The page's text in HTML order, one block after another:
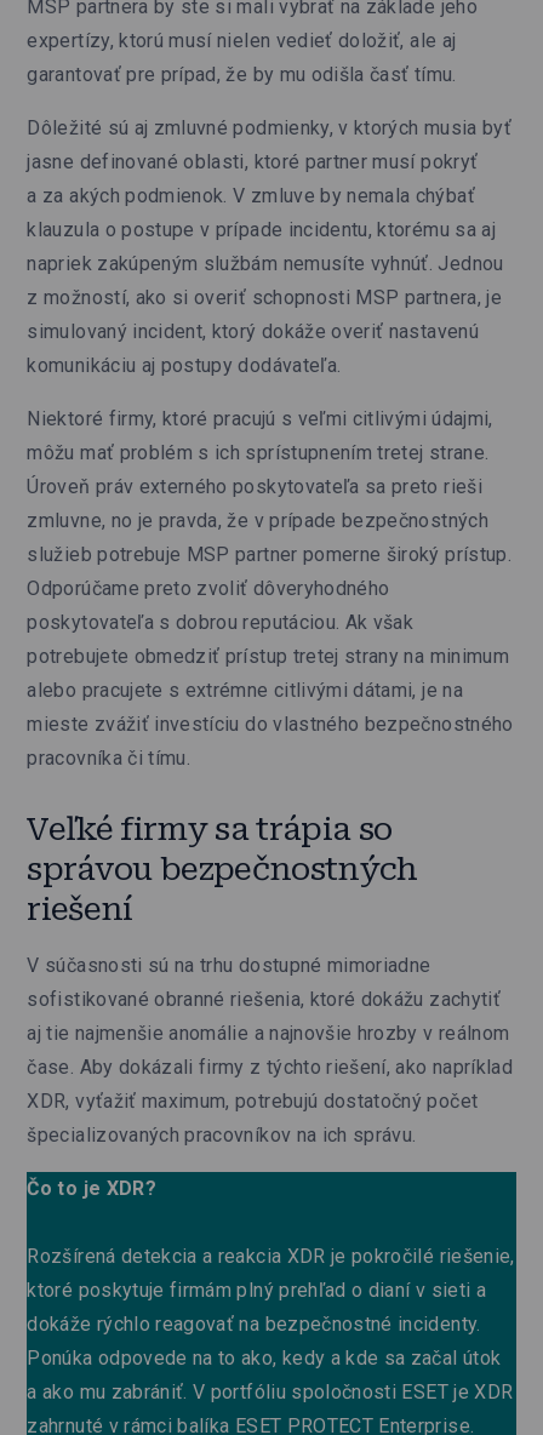
MSP partnera by ste si mali vybrať na základe jeho
expertízy, ktorú musí nielen vedieť doložiť, ale aj
garantovať pre prípad, že by mu odišla časť tímu.
Dôležité sú aj zmluvné podmienky, v ktorých musia byť
jasne definované oblasti, ktoré partner musí pokryť
a za akých podmienok. V zmluve by nemala chýbať
klauzula o postupe v prípade incidentu, ktorému sa aj
napriek zakúpeným službám nemusíte vyhnúť. Jednou
z možností, ako si overiť schopnosti MSP partnera, je
simulovaný incident, ktorý dokáže overiť nastavenú
komunikáciu aj postupy dodávateľa.
Niektoré firmy, ktoré pracujú s veľmi citlivými údajmi,
môžu mať problém s ich sprístupnením tretej strane.
Úroveň práv externého poskytovateľa sa preto rieši
zmluvne, no je pravda, že v prípade bezpečnostných
služieb potrebuje MSP partner pomerne široký prístup.
Odporúčame preto zvoliť dôveryhodného
poskytovateľa s dobrou reputáciou. Ak však
potrebujete obmedziť prístup tretej strany na minimum
alebo pracujete s extrémne citlivými dátami, je na
mieste zvážiť investíciu do vlastného bezpečnostného
pracovníka či tímu.
Veľké firmy sa trápia so
správou bezpečnostných
riešení
V súčasnosti sú na trhu dostupné mimoriadne
sofistikované obranné riešenia, ktoré dokážu zachytiť
aj tie najmenšie anomálie a najnovšie hrozby v reálnom
čase. Aby dokázali firmy z týchto riešení, ako napríklad
XDR, vyťažiť maximum, potrebujú dostatočný počet
špecializovaných pracovníkov na ich správu.
Čo to je XDR?
Rozšírená detekcia a reakcia XDR je pokročilé riešenie,
ktoré poskytuje firmám plný prehľad o dianí v sieti a
dokáže rýchlo reagovať na bezpečnostné incidenty.
Ponúka odpovede na to ako, kedy a kde sa začal útok
a ako mu zabrániť. V portfóliu spoločnosti ESET je XDR
zahrnuté v rámci balíka ESET PROTECT Enterprise.